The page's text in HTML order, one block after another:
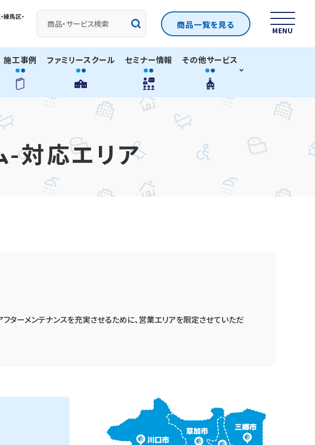
練馬区・
商品一覧を見る
施工事例 ファミリースクール セミナー情報 その他サービス
MENU
-対応エリア
ターメンテナンスを充実させるために、営業エリアを限定させていただ